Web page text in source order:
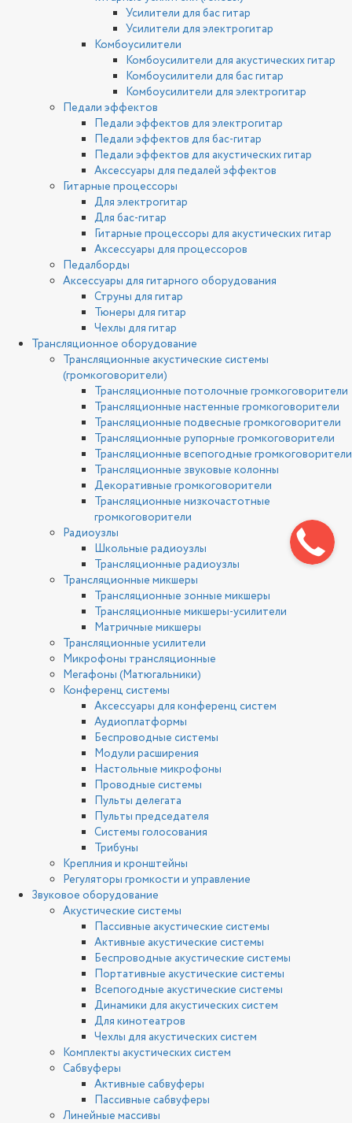
Усилители для бас гитар
Усилители для электрогитар
Комбоусилители
Комбоусилители для акустических гитар
Комбоусилители для бас гитар
Комбоусилители для электрогитар
Педали эффектов
Педали эффектов для электрогитар
Педали эффектов для бас-гитар
Педали эффектов для акустических гитар
Аксессуары для педалей эффектов
Гитарные процессоры
Для электрогитар
Для бас-гитар
Гитарные процессоры для акустических гитар
Аксессуары для процессоров
Педалборды
Аксессуары для гитарного оборудования
Струны для гитар
Тюнеры для гитар
Чехлы для гитар
Трансляционное оборудование
Трансляционные акустические системы
(громкоговорители)
Трансляционные потолочные громкоговорители
Трансляционные настенные громкоговорители
Трансляционные подвесные громкоговорители
Трансляционные рупорные громкоговорители
Трансляционные всепогодные громкоговорители
Трансляционные звуковые колонны
Декоративные громкоговорители
Трансляционные низкочастотные
громкоговорители
Радиоузлы
Школьные радиоузлы
Трансляционные радиоузлы
Трансляционные микшеры
Трансляционные зонные микшеры
Трансляционные микшеры-усилители
Матричные микшеры
Трансляционные усилители
Микрофоны трансляционные
Мегафоны (Матюгальники)
Конференц системы
Аксессуары для конференц систем
Аудиоплатформы
Беспроводные системы
Модули расширения
Настольные микрофоны
Проводные системы
Пульты делегата
Пульты председателя
Системы голосования
Трибуны
Креплния и кронштейны
Регуляторы громкости и управление
Звуковое оборудование
Акустические системы
Пассивные акустические системы
Активные акустические системы
Беспроводные акустические системы
Портативные акустические системы
Всепогодные акустические системы
Динамики для акустических систем
Для кинотеатров
Чехлы для акустических систем
Комплекты акустических систем
Сабвуферы
Активные сабвуферы
Пассивные сабвуферы
Линейные массивы